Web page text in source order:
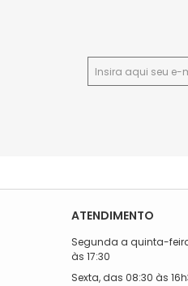
ATENDIMENTO
Segunda a quinta-
às 17:30
Sexta, das 08:30 às